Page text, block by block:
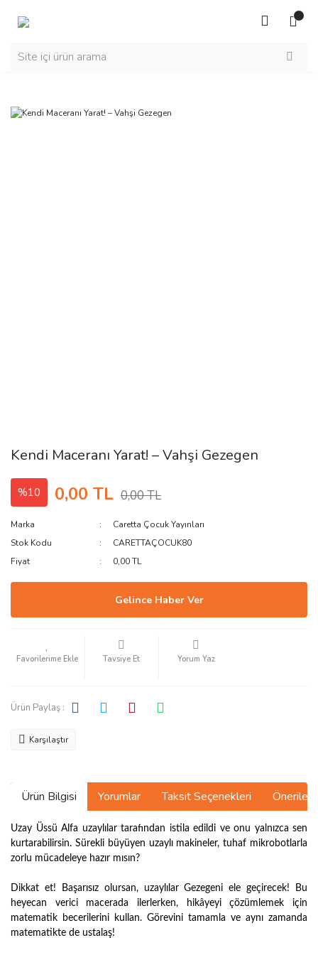
Kendi Maceranı Yarat! – Vahşi Gezegen
%10 0,00 TL 0,00 TL
Marka
Caretta Çocuk Yayınları
Stok Kodu
CARETTAÇOCUK80
Fiyat
0,00 TL
Gelince Haber Ver
Tavsiye Et Yorum Yaz
Ürün Paylaş :
Karşılaştır
Ürün Bilgisi Yorumlar Taksit Seçenekleri
Uzay Üssü Alfa uzaylılar tarafından istila edildi ve onu yalnızca sen
kurtarabilirsin. Sürekli büyüyen uzaylı makineler, tuhaf mikrobotlarla
zorlu mücadeleye hazır mısın?
Dikkat et! Başarısız olursan, uzaylılar Gezegeni ele geçirecek! Bu
heyecan verici macerada ilerlerken, hikâyeyi çözümlemek için
matematik becerilerini kullan. Görevini tamamla ve aynı zamanda
matematikte de ustalaş!